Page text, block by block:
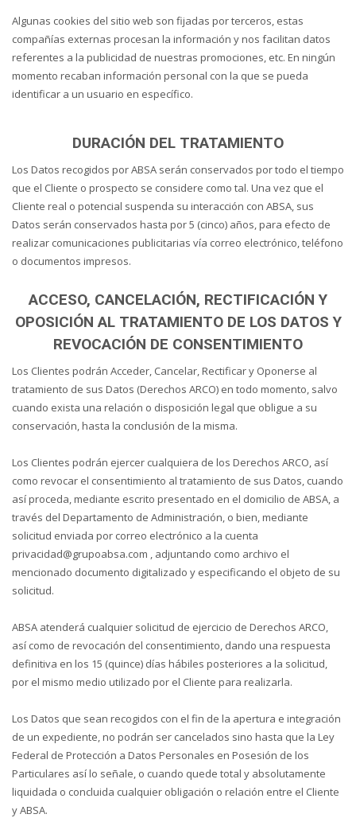
Algunas cookies del sitio web son fijadas por terceros, estas
compañías externas procesan la información y nos facilitan datos
referentes a la publicidad de nuestras promociones, etc. En ningún
momento recaban información personal con la que se pueda
identificar a un usuario en específico.
DURACIÓN DEL TRATAMIENTO
Los Datos recogidos por ABSA serán conservados por todo el tiempo
que el Cliente o prospecto se considere como tal. Una vez que el
Cliente real o potencial suspenda su interacción con ABSA, sus
Datos serán conservados hasta por 5 (cinco) años, para efecto de
realizar comunicaciones publicitarias vía correo electrónico, teléfono
o documentos impresos.
ACCESO, CANCELACIÓN, RECTIFICACIÓN Y
OPOSICIÓN AL TRATAMIENTO DE LOS DATOS Y
REVOCACIÓN DE CONSENTIMIENTO
Los Clientes podrán Acceder, Cancelar, Rectificar y Oponerse al
tratamiento de sus Datos (Derechos ARCO) en todo momento, salvo
cuando exista una relación o disposición legal que obligue a su
conservación, hasta la conclusión de la misma.
Los Clientes podrán ejercer cualquiera de los Derechos ARCO, así
como revocar el consentimiento al tratamiento de sus Datos, cuando
así proceda, mediante escrito presentado en el domicilio de ABSA, a
través del Departamento de Administración, o bien, mediante
solicitud enviada por correo electrónico a la cuenta
privacidad@grupoabsa.com , adjuntando como archivo el
mencionado documento digitalizado y especificando el objeto de su
solicitud.
ABSA atenderá cualquier solicitud de ejercicio de Derechos ARCO,
así como de revocación del consentimiento, dando una respuesta
definitiva en los 15 (quince) días hábiles posteriores a la solicitud,
por el mismo medio utilizado por el Cliente para realizarla.
Los Datos que sean recogidos con el fin de la apertura e integración
de un expediente, no podrán ser cancelados sino hasta que la Ley
Federal de Protección a Datos Personales en Posesión de los
Particulares así lo señale, o cuando quede total y absolutamente
liquidada o concluida cualquier obligación o relación entre el Cliente
y ABSA.